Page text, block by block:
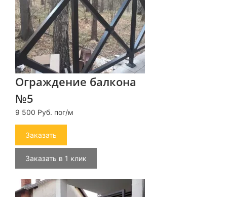
Ограждение балкона
№5
9 500 Руб. пог/м
Заказать
Заказать в 1 клик